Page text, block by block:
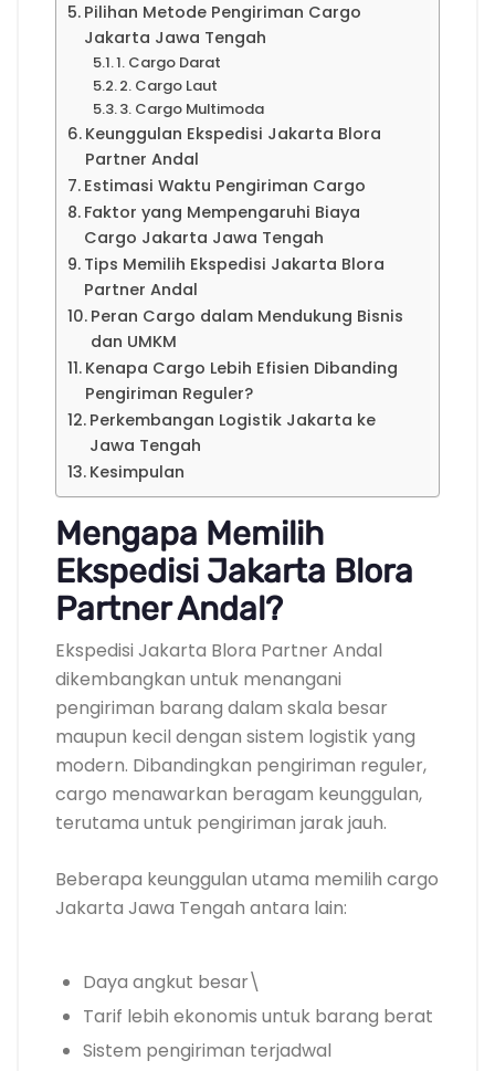
Pilihan Metode Pengiriman Cargo
Jakarta Jawa Tengah
1. Cargo Darat
2. Cargo Laut
3. Cargo Multimoda
Keunggulan Ekspedisi Jakarta Blora
Partner Andal
Estimasi Waktu Pengiriman Cargo
Faktor yang Mempengaruhi Biaya
Cargo Jakarta Jawa Tengah
Tips Memilih Ekspedisi Jakarta Blora
Partner Andal
Peran Cargo dalam Mendukung Bisnis
dan UMKM
Kenapa Cargo Lebih Efisien Dibanding
Pengiriman Reguler?
Perkembangan Logistik Jakarta ke
Jawa Tengah
Kesimpulan
Mengapa Memilih
Ekspedisi Jakarta Blora
Partner Andal?
Ekspedisi Jakarta Blora Partner Andal
dikembangkan untuk menangani
pengiriman barang dalam skala besar
maupun kecil dengan sistem logistik yang
modern. Dibandingkan pengiriman reguler,
cargo menawarkan beragam keunggulan,
terutama untuk pengiriman jarak jauh.
Beberapa keunggulan utama memilih cargo
Jakarta Jawa Tengah antara lain:
Daya angkut besar\
Tarif lebih ekonomis untuk barang berat
Sistem pengiriman terjadwal